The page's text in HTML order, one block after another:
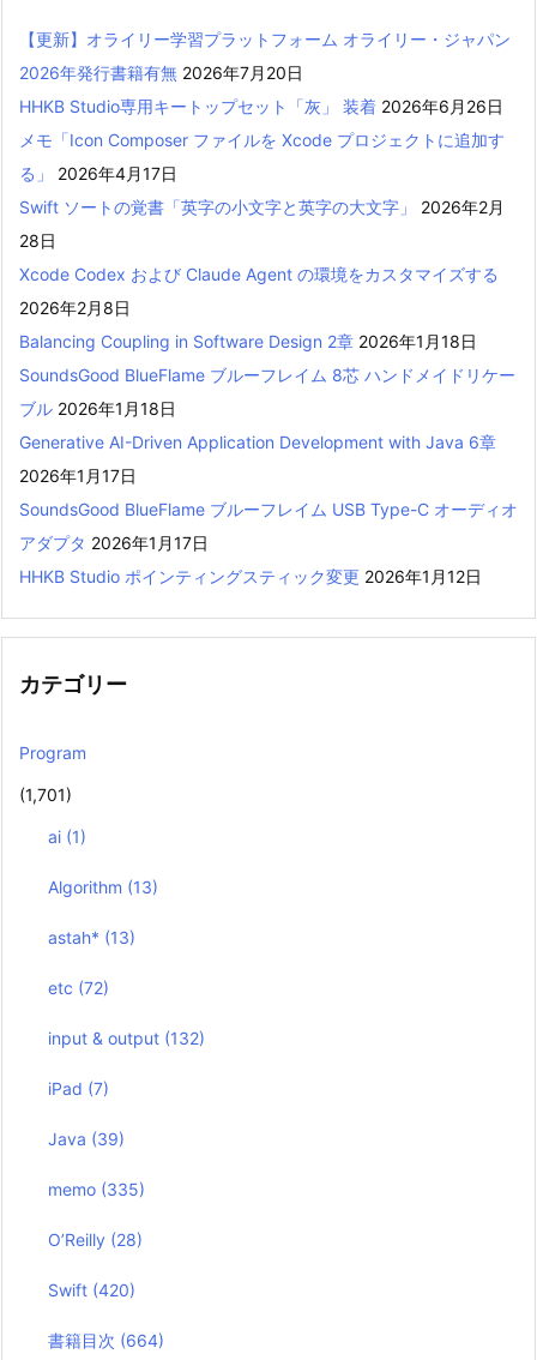
【更新】オライリー学習プラットフォーム オライリー・ジャパン
2026年発行書籍有無 2026年7月20日
HHKB Studio専用キートップセット「灰」 装着 2026年6月26日
メモ「Icon Composer ファイルを Xcode プロジェクトに追加す
る」
2026年4月17日
Swift ソートの覚書「英字の小文字と英字の大文字」
2026年2月
28日
Xcode Codex および Claude Agent の環境をカスタマイズする
2026年2月8日
Balancing Coupling in Software Design 2章 2026年1月18日
SoundsGood BlueFlame ブルーフレイム 8芯 ハンドメイドリケー
ブル 2026年1月18日
Generative AI-Driven Application Development with Java 6章
2026年1月17日
SoundsGood BlueFlame ブルーフレイム USB Type-C オーディオ
アダプタ 2026年1月17日
HHKB Studio ポインティングスティック変更 2026年1月12日
カテゴリー
Program
(1,701)
ai (1)
Algorithm (13)
astah* (13)
etc (72)
input & output (132)
iPad (7)
Java (39)
memo (335)
O’Reilly (28)
Swift (420)
書籍目次 (664)